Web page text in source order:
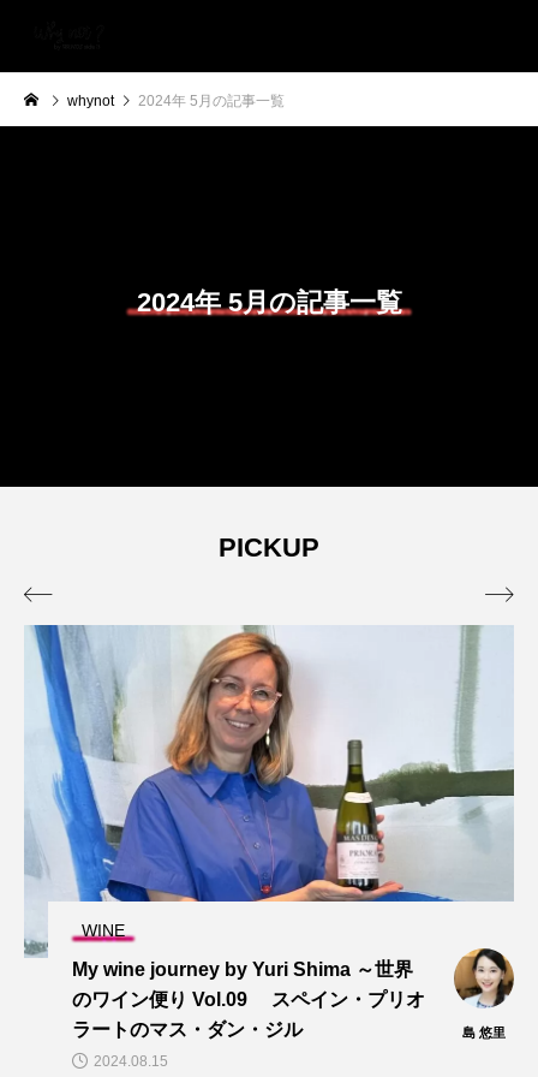
whynot 2024年 5月の記事一覧
2024年 5月の記事一覧
PICKUP
島 悠里
アメリカンウイスキー「ミクターズ
験記〜もしウイスキーにあまりなじ
ないのなら
 